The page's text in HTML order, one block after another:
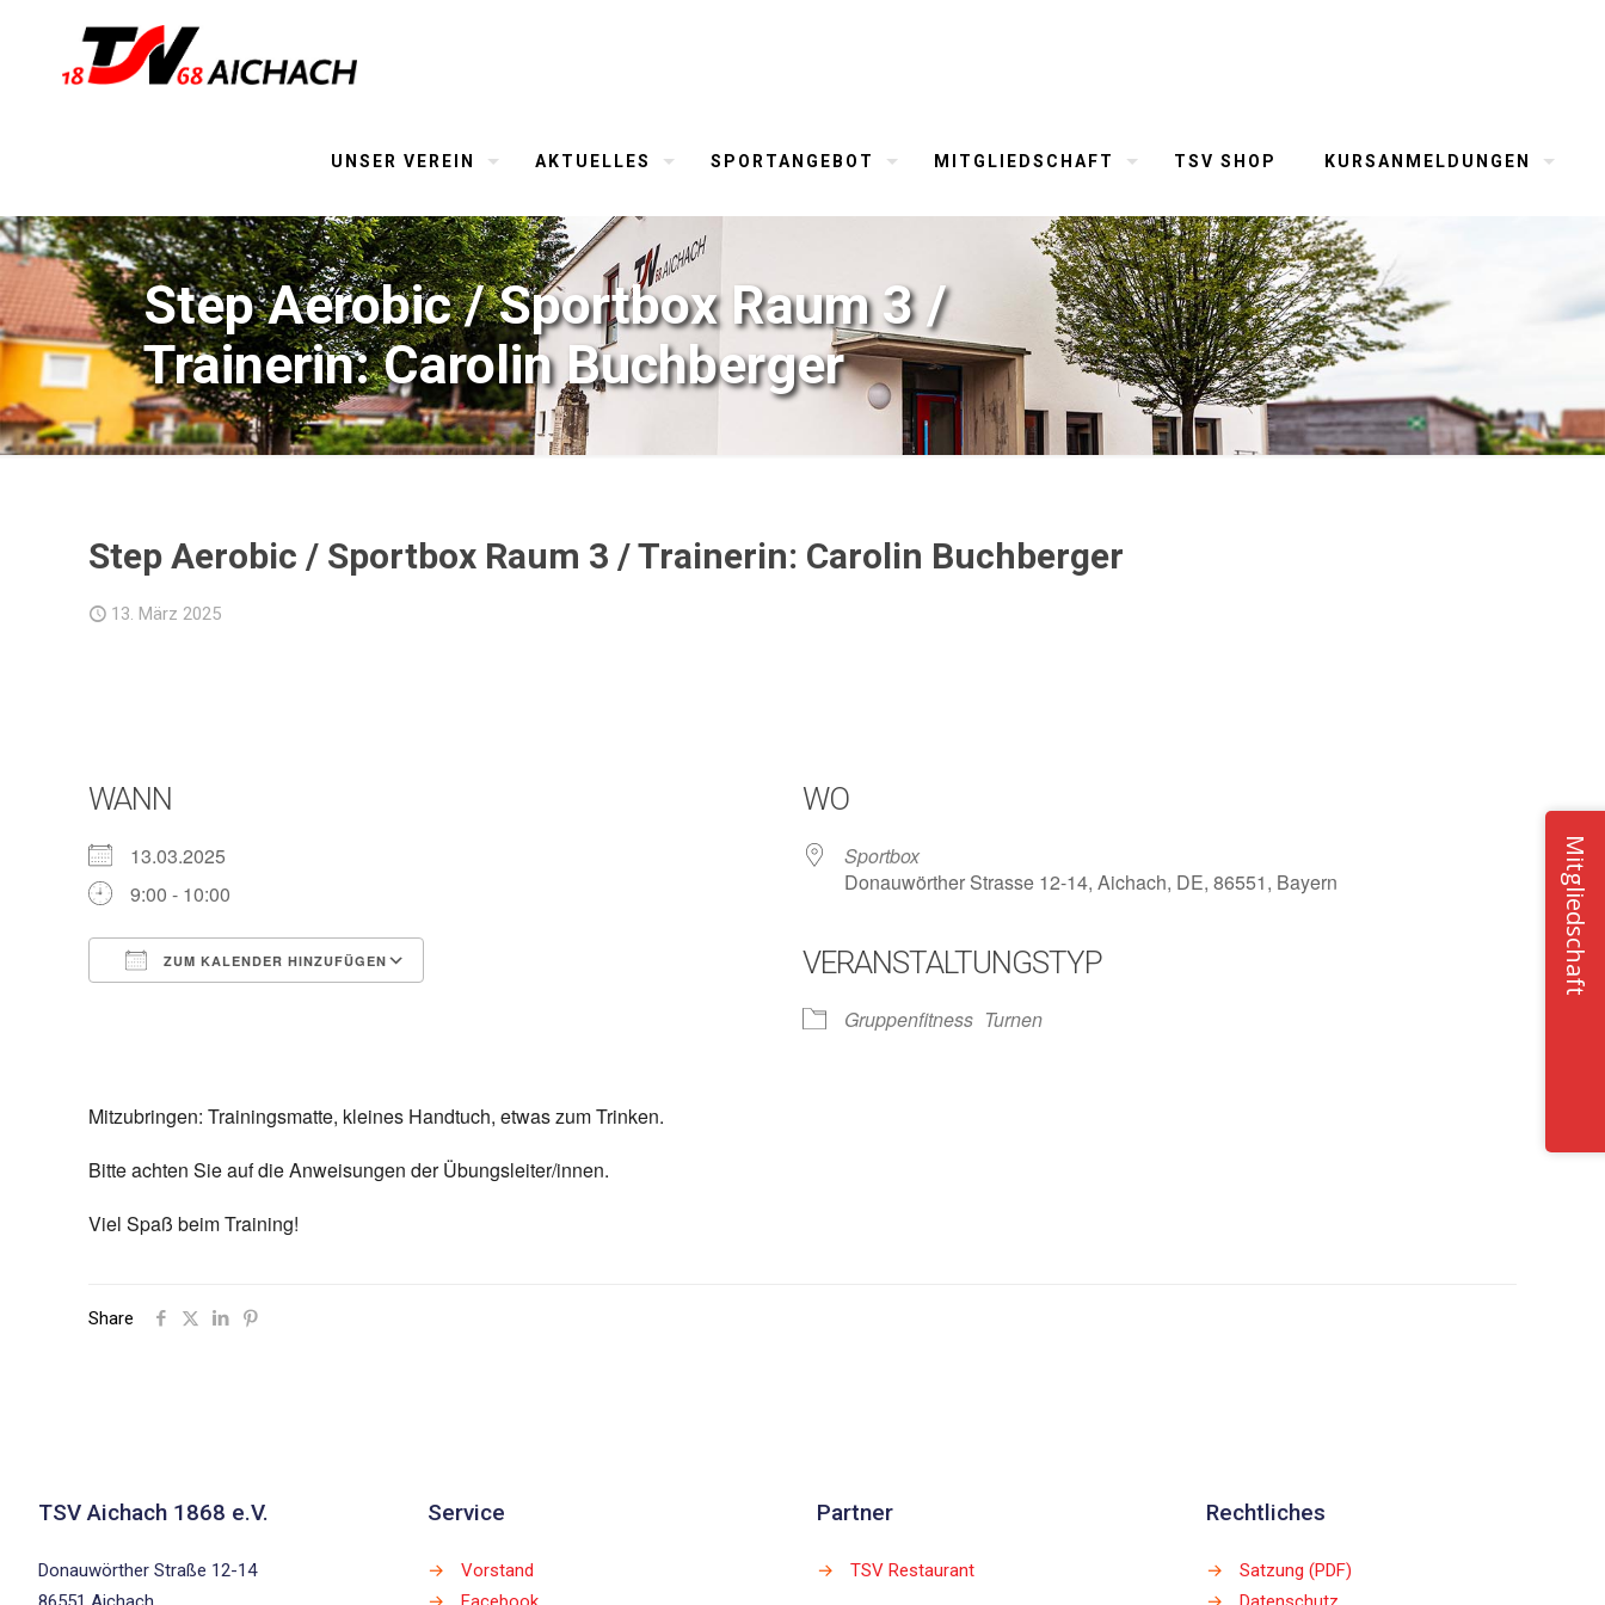
UNSER VEREIN AKTUELLES SPORTANGEBOT MITGLIEDSCHAFT TSV SHOP KURSANMELDUNGEN
Step Aerobic / Sportbox Raum 3 /
Trainerin: Carolin Buchberger
Step Aerobic / Sportbox Raum 3 / Trainerin: Carolin Buchberger
13. März 2025
WANN
13.03.2025
9:00 - 10:00
ZUM KALENDER HINZUFÜGEN
iCalendar
WO
Sportbox
Donauwörther Strasse 12-14, Aichach, DE, 86551, Bayern
VERANSTALTUNGSTYP
Gruppenfitness Turnen
Mitzubringen: Trainingsmatte, kleines Handtuch, etwas zum Trinken.
Bitte achten Sie auf die Anweisungen der Übungsleiter/innen.
Viel Spaß beim Training!
Share
TSV Aichach 1868 e.V.
Donauwörther Straße 12-14
Service
→
Vorstand
Partner
→ TSV Restaurant
Rechtliches
→
Satzung (PDF)
Mitgliedschaft